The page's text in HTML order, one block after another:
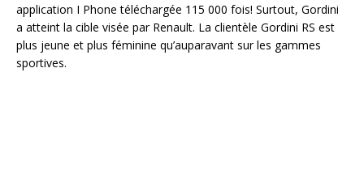
application I Phone téléchargée 115 000 fois! Surtout, Gordini
a atteint la cible visée par Renault. La clientèle Gordini RS est
plus jeune et plus féminine qu’auparavant sur les gammes
sportives.